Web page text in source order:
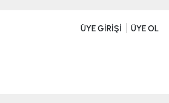
ÜYE GİRİŞİ ÜYE OL